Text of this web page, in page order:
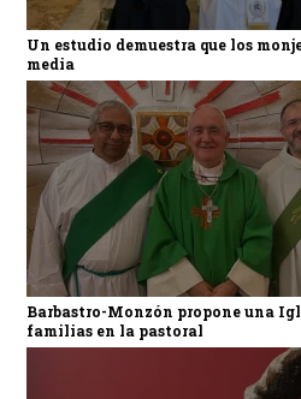
Un estudio demuestra que los
media
Barbastro-Monzón propone una
familias en la pastoral